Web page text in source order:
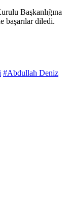
Başkanlığına
başarılar diledi.
#Abdullah Deniz